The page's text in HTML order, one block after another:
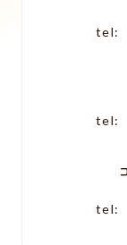
tel:
tel:
tel: